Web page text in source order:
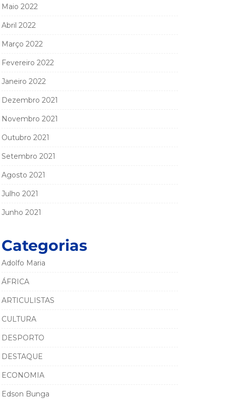
Maio 2022
Abril 2022
Março 2022
Fevereiro 2022
Janeiro 2022
Dezembro 2021
Novembro 2021
Outubro 2021
Setembro 2021
Agosto 2021
Julho 2021
Junho 2021
Categorias
Adolfo Maria
ÁFRICA
ARTICULISTAS
CULTURA
DESPORTO
DESTAQUE
ECONOMIA
Edson Bunga